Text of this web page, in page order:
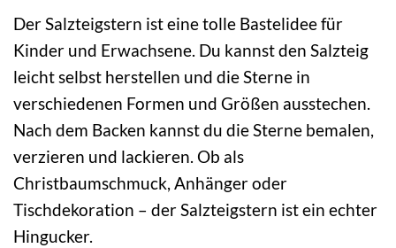
Der Salzteigstern ist eine tolle Bastelidee für
Kinder und Erwachsene. Du kannst den Salzteig
leicht selbst herstellen und die Sterne in
verschiedenen Formen und Größen ausstechen.
Nach dem Backen kannst du die Sterne bemalen,
verzieren und lackieren. Ob als
Christbaumschmuck, Anhänger oder
Tischdekoration – der Salzteigstern ist ein echter
Hingucker.